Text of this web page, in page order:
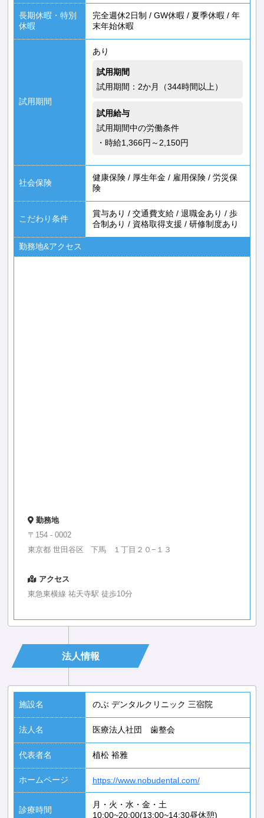
長期休暇・特別
休暇
完全週休2日制 / GW休暇 / 夏季休暇 / 年
末年始休暇
試用期間
あり
試用期間
試用期間：2か月（344時間以上）
試用給与
試用期間中の労働条件
・時給1,366円～2,150円
社会保険
健康保険/ 厚生年金 / 雇用保険/ 労災保
険
こだわり条件
賞与あり / 交通費支給 / 退職金あり / 歩
合制あり / 資格取得支援 / 研修制度あり
勤務地&アクセス
勤務地
〒154 - 0002
東京都 世田谷区 下馬 １丁目２０−１３
アクセス
東急東横線 祐天寺駅 徒歩10分
法人情報
施設名 のぶ デンタルクリニック 三宿院
法人名 医療法人社団 歯整会
代表者名 植松 裕雅
ホームページ https://www.nobudental.com/
診療時間
月・火・水・金・土
10:00~20:00(13:00~14:30昼休憩)